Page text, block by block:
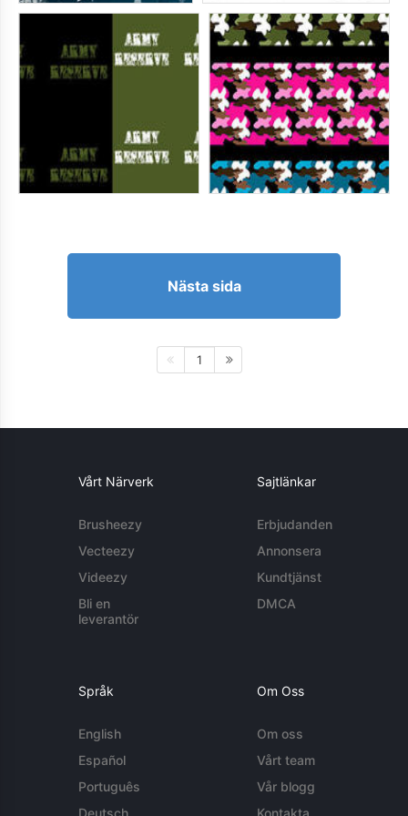
Nästa sida
1
Vårt Närverk
Brusheezy
Vecteezy
Videezy
Bli en
leverantör
Sajtlänkar
Erbjudanden
Annonsera
Kundtjänst
DMCA
Språk
English
Español
Português
Deutsch
Om Oss
Om oss
Vårt team
Vår blogg
Kontakta